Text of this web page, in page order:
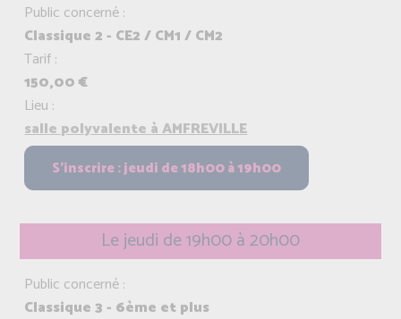
Public concerné :
Classique 2 - CE2 / CM1 / CM2
Tarif :
150,00 €
Lieu :
salle polyvalente à AMFREVILLE
Le jeudi de 19h00 à 20h00
Public concerné :
Classique 3 - 6ème et plus